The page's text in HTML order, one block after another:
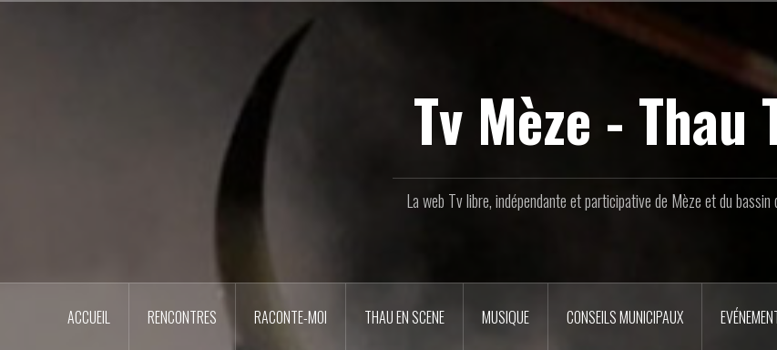
Tv Mèze - Thau
La web Tv libre, indépendante et participative de Mèze et du bassin
ACCUEIL RENCONTRES RACONTE-MOI THAU EN SCENE MUSIQUE CONSEILS MUNICIPAUX